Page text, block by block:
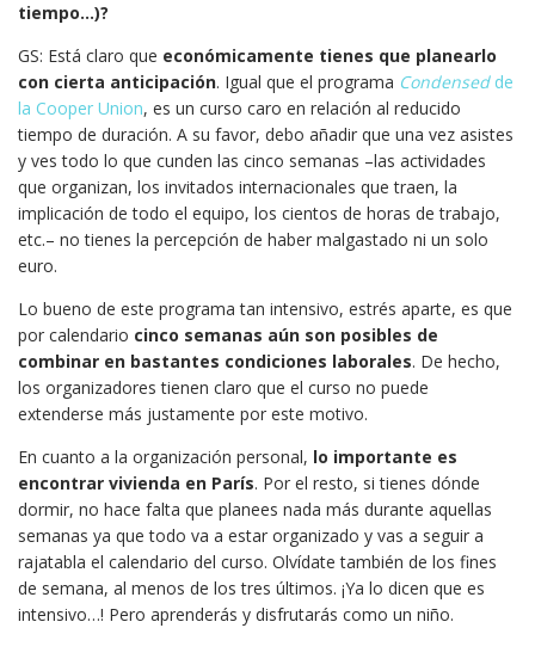
tiempo…)?
GS: Está claro que económicamente tienes que planearlo
con cierta anticipación. Igual que el programa Condensedde
la Cooper Union, es un curso caro en relación al reducido
tiempo de duración. A su favor, debo añadir que una vez asistes
y ves todo lo que cunden las cinco semanas –las actividades
que organizan, los invitados internacionales que traen, la
implicación de todo el equipo, los cientos de horas de trabajo,
etc.– no tienes la percepción de haber malgastado ni un solo
euro.
Lo bueno de este programa tan intensivo, estrés aparte, es que
por calendario cinco semanas aún son posibles de
combinar en bastantes condiciones laborales. De hecho,
los organizadores tienen claro que el curso no puede
extenderse más justamente por este motivo.
En cuanto a la organización personal, lo importante es
encontrar vivienda en París. Por el resto, si tienes dónde
dormir, no hace falta que planees nada más durante aquellas
semanas ya que todo va a estar organizado y vas a seguir a
rajatabla el calendario del curso. Olvídate también de los fines
de semana, al menos de los tres últimos. ¡Ya lo dicen que es
intensivo…! Pero aprenderás y disfrutarás como un niño.